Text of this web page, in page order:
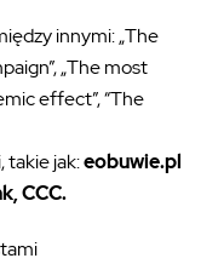
innymi: „The
„The most
effect”, “The
takie jak:eobuwie.pl
CCC.